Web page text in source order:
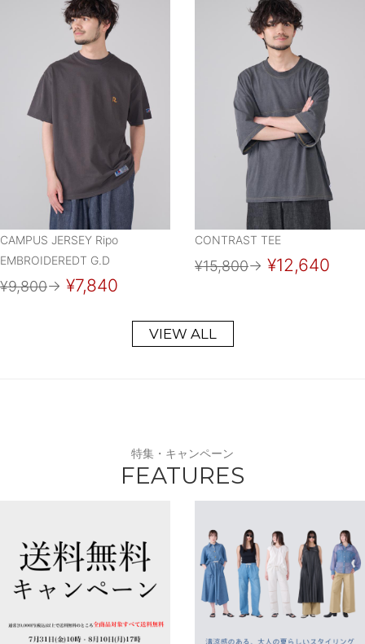
CAMPUS JERSEY Ripo
EMBROIDEREDT G.D
¥9,800→ ¥7,840
CONTRAST TEE
¥15,800→ ¥12,640
VIEW ALL
特集・キャンペーン
FEATURES